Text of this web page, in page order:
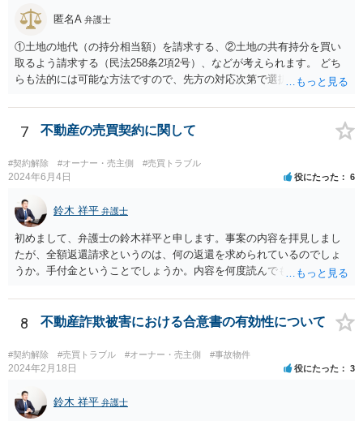
匿名A 弁護士
①土地の地代（の持分相当額）を請求する、②土地の共有持分を買い
取るよう請求する（民法258条2項2号）、などが考えられます。 どち
らも法的には可能な方法ですので、先方の対応次第で選択することに
は②を求めて訴訟を提起することになるかと存じます。）
7 不動産の売買契約に関して
#契約解除 #オーナー・売主側 #売買トラブル
2024年6月4日 役にたった 6
鈴木 祥平 弁護士
初めまして、弁護士の鈴木祥平と申します。事案の内容を拝見しまし
たが、全額返還請求というのは、何の返還を求められているのでしょ
うか。手付金ということでしょうか。内容を何度読んでも事実関係が
てはいかがでしょうか。掲示板ではなかなか把握することが難しい事
案のようです。
8 不動産詐欺被害における合意書の有効性について
#契約解除 #売買トラブル #オーナー・売主側 #事故物件
2024年2月18日 役にたった 3
鈴木 祥平 弁護士